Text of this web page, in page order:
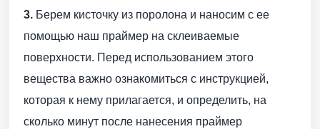
3. Берем кисточку из поролона и наносим с ее
помощью наш праймер на склеиваемые
поверхности. Перед использованием этого
вещества важно ознакомиться с инструкцией,
которая к нему прилагается, и определить, на
сколько минут после нанесения праймер